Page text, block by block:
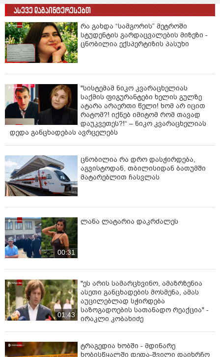
ასევე დაგაინტერესებთ
რა გახდა “სამგორის” მეტროში
სტუდენტის გარდაცვალების მიზეზი -
ცნობილია ექსპერტიზის პასუხი
"სისტემამ ნიკო კვარაცხელიას
საქმის ფიგურანტები ხელის გულზე
ატარა არაერთი წელი! ხომ არ იცით
რატომ?! იქნებ იმიტომ რომ თავად
დაუკვეთეს?!“ – ნიკო კვარაცხელიას
დედა განცხადებას ავრცელებს
ცნობილია რა დრო დასჭირდება,
აგვისტოდან, თბილისიდან ბათუმში
მატარებლით ჩასვლას
00:31
ლანა ლატარია დაკრძალეს
01:43
"ეს არის სამარცხვინო, ამაზრზენია
ასეთი განცხადების მოსმენა, ამას
აუცილებლად სჭირდება
საზოგადოების სათანადო რეაქცია" -
ირაკლი კობახიძე
ტრაგედია ხობში - მდინარე
ხობისწყალში დედა-შვილი დაიხრჩო